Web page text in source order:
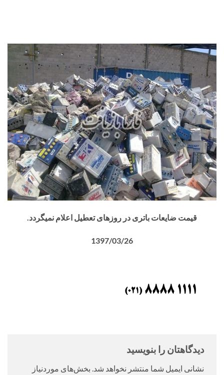
قیمت ضایعات باتری در روزهای تعطیل اعلام نمیگردد.
1397/03/26
دیدگاهتان را بنویسید
نشانی ایمیل شما منتشر نخواهد شد. بخش‌های موردنیاز